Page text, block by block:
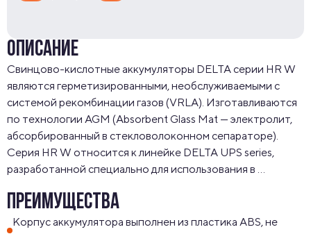
ОПИСАНИЕ
Свинцово-кислотные аккумуляторы DELTA серии HR W
являются герметизированными, необслуживаемыми с
системой рекомбинации газов (VRLA). Изготавливаются
по технологии AGM (Absorbent Glass Mat — электролит,
абсорбированный в стекловолоконном сепараторе).
Серия HR W относится к линейке DELTA UPS series,
разработанной специально для использования в
и другого оборудования. Серия HR W обладает
повышенной энергоотдачей благодаря более толстым
ПРЕИМУЩЕСТВА
Корпус аккумулятора выполнен из пластика ABS, не